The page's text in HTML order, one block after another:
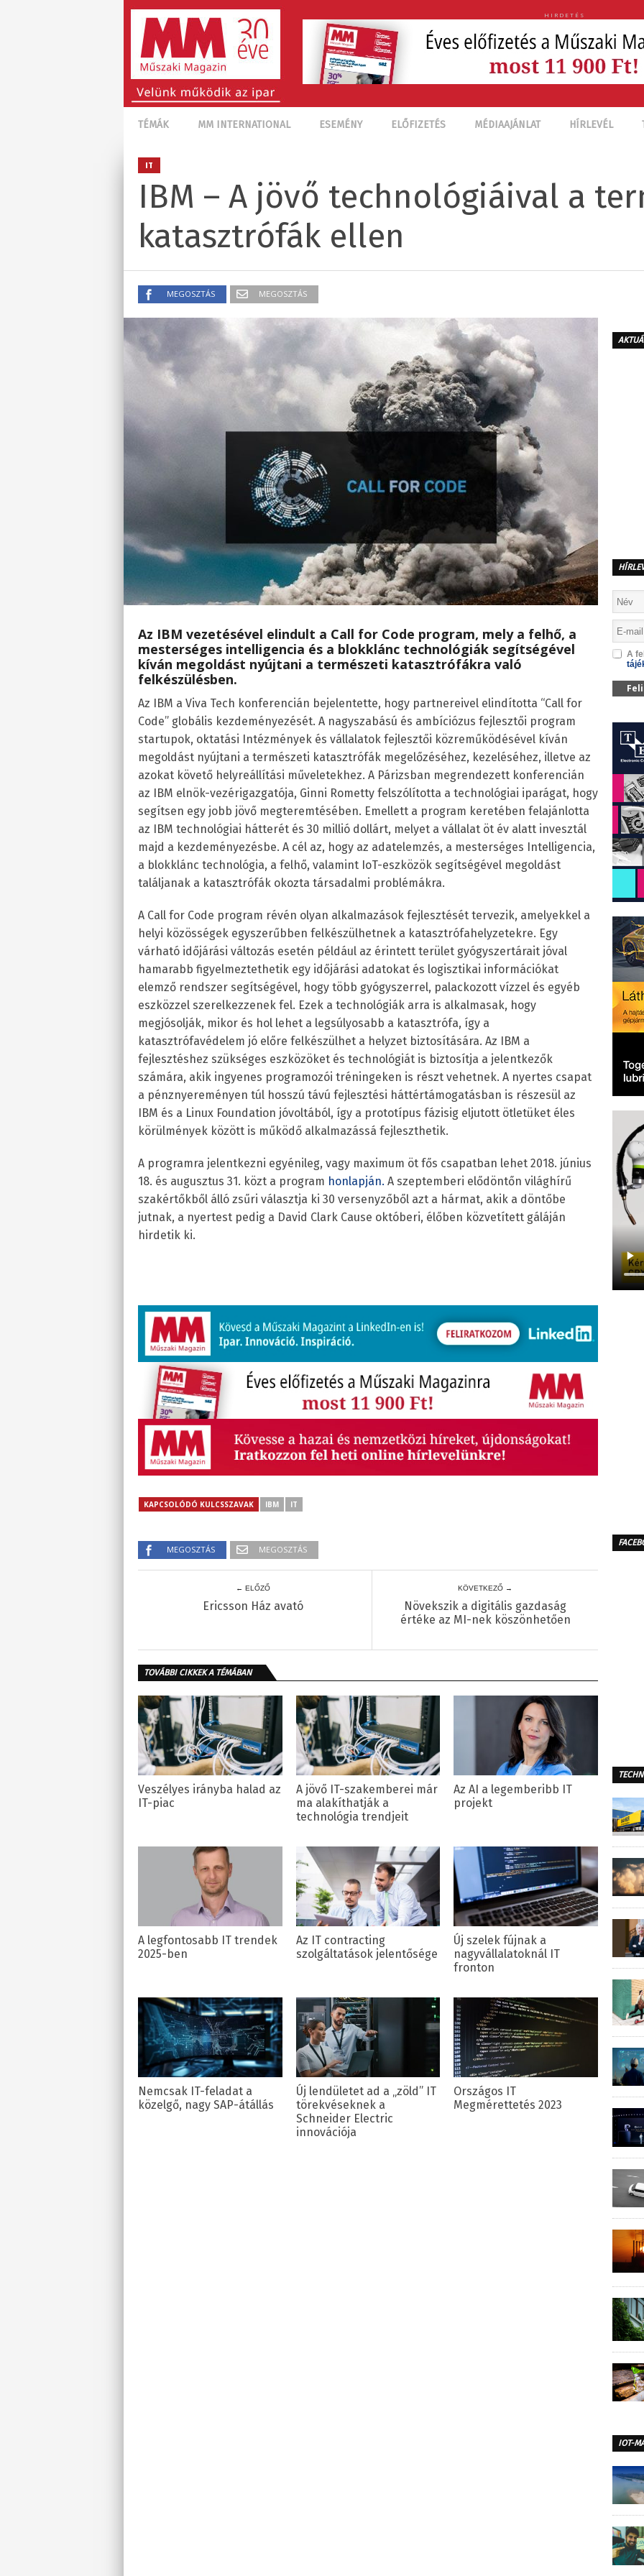
HIRDETÉS
TÉMÁK MM INTERNATIONAL ESEMÉNY ELŐFIZETÉS MÉDIAAJÁNLAT HÍRLEVÉL
IT
IBM – A jövő technológiáival a
katasztrófák ellen
MEGOSZTÁS MEGOSZTÁS
Az IBM vezetésével elindult a Call for Code program, mely a felhő, a
mesterséges intelligencia és a blokklánc technológiák segítségével
kíván megoldást nyújtani a természeti katasztrófákra való
felkészülésben.
Az IBM a Viva Tech konferencián bejelentette, hogy partnereivel elindította “Call for
Code” globális kezdeményezését. A nagyszabású és ambíciózus fejlesztői program
startupok, oktatási Intézmények és vállalatok fejlesztői közreműködésével kíván
megoldást nyújtani a természeti katasztrófák megelőzéséhez, kezeléséhez, illetve az
azokat követő helyreállítási műveletekhez. A Párizsban megrendezett konferencián
az IBM elnök-vezérigazgatója, Ginni Rometty felszólította a technológiai iparágat, hogy
segítsen egy jobb jövő megteremtésében. Emellett a program keretében felajánlotta
az IBM technológiai hátterét és 30 millió dollárt, melyet a vállalat öt év alatt invesztál
majd a kezdeményezésbe. A cél az, hogy az adatelemzés, a mesterséges Intelligencia,
a blokklánc technológia, a felhő, valamint IoT-eszközök segítségével megoldást
találjanak a katasztrófák okozta társadalmi problémákra.
A Call for Code program révén olyan alkalmazások fejlesztését tervezik, amelyekkel a
helyi közösségek egyszerűbben felkészülhetnek a katasztrófahelyzetekre. Egy
várható időjárási változás esetén például az érintett terület gyógyszertárait jóval
hamarabb figyelmeztethetik egy időjárási adatokat és logisztikai információkat
elemző rendszer segítségével, hogy több gyógyszerrel, palackozott vízzel és egyéb
eszközzel szerelkezzenek fel. Ezek a technológiák arra is alkalmasak, hogy
megjósolják, mikor és hol lehet a legsúlyosabb a katasztrófa, így a
katasztrófavédelem jó előre felkészülhet a helyzet biztosítására. Az IBM a
fejlesztéshez szükséges eszközöket és technológiát is biztosítja a jelentkezők
számára, akik ingyenes programozói tréningeken is részt vehetnek. A nyertes csapat
a pénznyereményen túl hosszú távú fejlesztési háttértámogatásban is részesül az
IBM és a Linux Foundation jóvoltából, így a prototípus fázisig eljutott ötletüket éles
körülmények között is működő alkalmazássá fejleszthetik.
A programra jelentkezni egyénileg, vagy maximum öt fős csapatban lehet 2018. június
18. és augusztus 31. közt a program honlapján. A szeptemberi elődöntőn világhírű
szakértőkből álló zsűri választja ki 30 versenyzőből azt a hármat, akik a döntőbe
jutnak, a nyertest pedig a David Clark Cause októberi, élőben közvetített gáláján
hirdetik ki.
KAPCSOLÓDÓ KULCSSZAVAK IBM IT
MEGOSZTÁS MEGOSZTÁS
← ELŐZŐ
Ericsson Ház avató
KÖVETKEZŐ →
Növekszik a digitális gazdaság
értéke az MI-nek köszönhetően
TOVÁBBI CIKKEK A TÉMÁBAN
Veszélyes irányba halad az
IT-piac
A jövő IT-szakemberei már
ma alakíthatják a
technológia trendjeit
Az AI a legemberibb IT
projekt
A legfontosabb IT trendek
2025-ben
Az IT contracting
szolgáltatások jelentősége
Új szelek fújnak a
nagyvállalatoknál IT
fronton
Nemcsak IT-feladat a
közelgő, nagy SAP-átállás
Új lendületet ad a „zöld” IT
törekvéseknek a
Schneider Electric
innovációja
Országos IT
Megmérettetés 2023
A
IOT-